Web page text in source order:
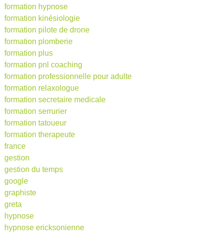
formation hypnose
formation kinésiologie
formation pilote de drone
formation plomberie
formation plus
formation pnl coaching
formation professionnelle pour adulte
formation relaxologue
formation secretaire medicale
formation serrurier
formation tatoueur
formation therapeute
france
gestion
gestion du temps
google
graphiste
greta
hypnose
hypnose ericksonienne